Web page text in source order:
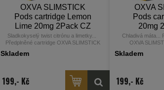
OXVA SLIMSTICK
Pods cartridge Lemon
Lime 20mg 2Pack CZ
Sladkokyselý twist citrónu a limetky...
Předplněné cartridge OXVA SLIMSTICK
přizpůsobeny pro MTL vapování = stejný
E-liquid o síle 20mg obsahuje nikotinovou
sůl, díky které dochází k rychlejší a
kvalitnější vstřebatelnosti = bez dráždivého
Skladem
199,- Kč
OXVA
Pods
20mg
Chladivá máta...
OXVA
pro MTL vapování
dochází k
vstřebatelnosti =
Skladem
199,- Kč